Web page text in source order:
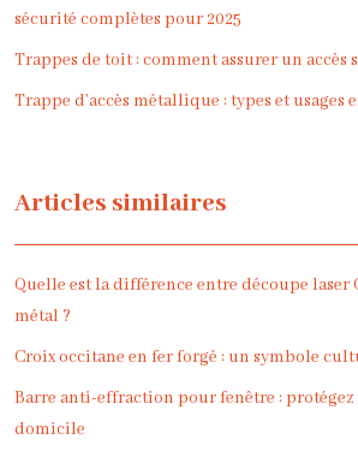
sécurité complètes pour 2025
Trappes de toit : comment assurer un accès
Trappe d’accès métallique : types et usages
Articles similaires
Quelle est la différence entre découpe laser
métal ?
Croix occitane en fer forgé : un symbole
Barre anti-effraction pour fenêtre :
domicile